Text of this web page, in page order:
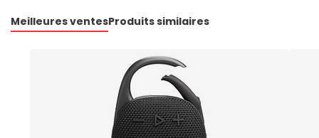
Meilleures ventesProduits similaires